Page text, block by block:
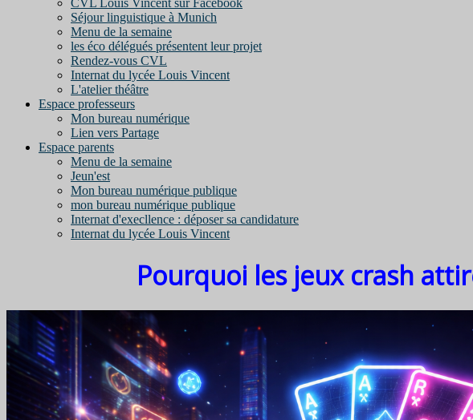
CVL Louis Vincent sur Facebook
Séjour linguistique à Munich
Menu de la semaine
les éco délégués présentent leur projet
Rendez-vous CVL
Internat du lycée Louis Vincent
L'atelier théâtre
Espace professeurs
Mon bureau numérique
Lien vers Partage
Espace parents
Menu de la semaine
Jeun'est
Mon bureau numérique publique
mon bureau numérique publique
Internat d'execllence : déposer sa candidature
Internat du lycée Louis Vincent
Pourquoi les jeux crash